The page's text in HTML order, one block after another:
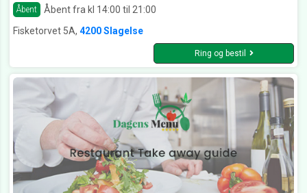
Åbent Åbent fra kl 14:00 til 21:00
Fisketorvet 5A, 4200 Slagelse
Ring og bestil